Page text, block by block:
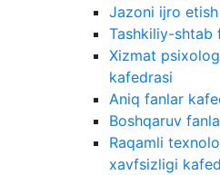
Jazoni ijro
Tashkiliy-shtab
Xizmat
kafedrasi
Aniq fanlar
Boshqaruv
Raqamli
xavfsizligi